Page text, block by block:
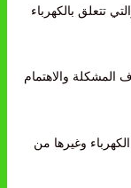
تتعلق بالكهرباء
المشكلة والاهتمام
وغيرها من